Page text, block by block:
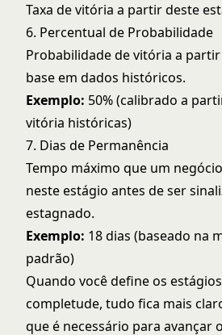
Taxa de vitória a partir deste
6. Percentual de Probabilidade
Probabilidade de vitória a
base em dados históricos.
Exemplo: 50% (calibrado a
vitória históricas)
7. Dias de Permanência
Tempo máximo que um
neste estágio antes de ser
estagnado.
Exemplo: 18 dias (baseado na
padrão)
Quando você define os
completude, tudo fica mais
que é necessário para avançar